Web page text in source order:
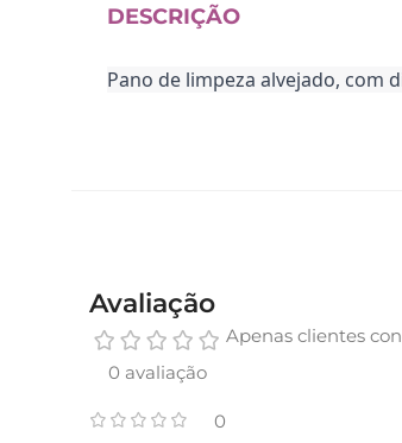
DESCRIÇÃO
Pano de limpeza alvejado, com
Avaliação
0 avaliação
0
Apenas clientes